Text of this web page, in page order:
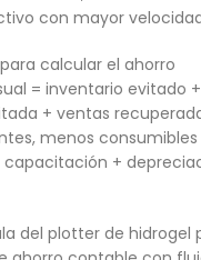
con mayor
calcular el ahorro
= inventario evitado +
+ ventas
menos consumibles
+
del plotter de hidrogel